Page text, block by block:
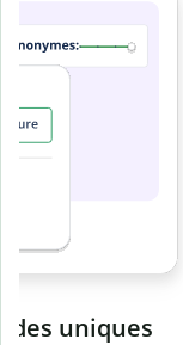
Prévenez